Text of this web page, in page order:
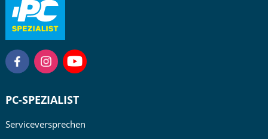
PC-SPEZIALIST
Serviceversprechen